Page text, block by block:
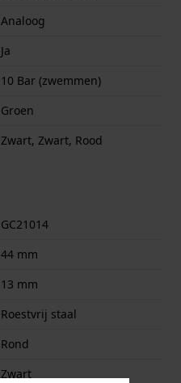
Analoog
Ja
10 Bar (zwemmen)
Groen
Zwart, Zwart, Rood
GC21014
44 mm
13 mm
Roestvrij staal
Rond
Zwart